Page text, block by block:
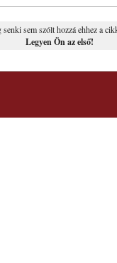
senki sem szólt hozzá ehhez a
Legyen Ön az első!